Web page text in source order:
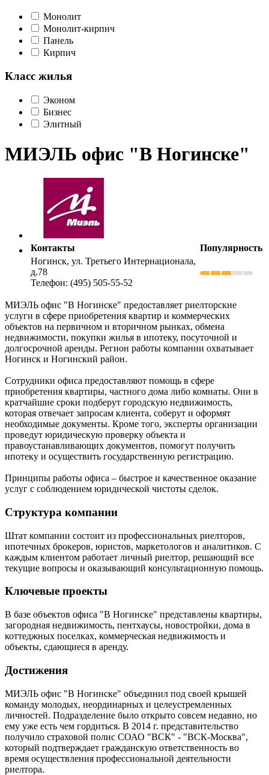
Монолит
Монолит-кирпич
Панель
Кирпич
Класс жилья
Эконом
Бизнес
Элитный
МИЭЛЬ офис "В Ногинске"
Контакты
Популярность
Ногинск, ул. Третьего Интернационала,
д.78
Телефон: (495) 505-55-52
МИЭЛЬ офис "В Ногинске" предоставляет риелторские
услуги в сфере приобретения квартир и коммерческих
объектов на первичном и вторичном рынках, обмена
недвижимости, покупки жилья в ипотеку, посуточной и
долгосрочной аренды. Регион работы компании охватывает
Ногинск и Ногинский район.
Сотрудники офиса предоставляют помощь в сфере
приобретения квартиры, частного дома либо комнаты. Они в
кратчайшие сроки подберут городскую недвижимость,
которая отвечает запросам клиента, соберут и оформят
необходимые документы. Кроме того, эксперты организации
проведут юридическую проверку объекта и
правоустанавливающих документов, помогут получить
ипотеку и осуществить государственную регистрацию.
Принципы работы офиса – быстрое и качественное оказание
услуг с соблюдением юридической чистоты сделок.
Структура компании
Штат компании состоит из профессиональных риелторов,
ипотечных брокеров, юристов, маркетологов и аналитиков. С
каждым клиентом работает личный риелтор, решающий все
текущие вопросы и оказывающий консультационную помощь.
Ключевые проекты
В базе объектов офиса "В Ногинске" представлены квартиры,
загородная недвижимость, пентхаусы, новостройки, дома в
коттеджных поселках, коммерческая недвижимость и
объекты, сдающиеся в аренду.
Достижения
МИЭЛЬ офис "В Ногинске" объединил под своей крышей
команду молодых, неординарных и целеустремленных
личностей. Подразделение было открыто совсем недавно, но
ему уже есть чем гордиться. В 2014 г. представительство
получило страховой полис СОАО "ВСК" - "ВСК-Москва",
который подтверждает гражданскую ответственность во
время осуществления профессиональной деятельности
риелтора.